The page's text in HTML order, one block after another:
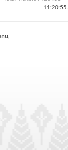
11:20:55.